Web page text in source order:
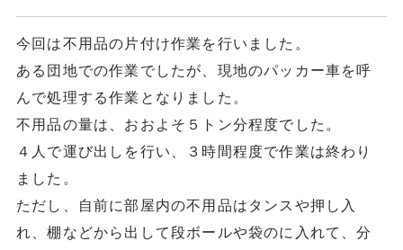
今回は不用品の片付け作業を行いました。
ある団地での作業でしたが、現地のパッカー車を呼
んで処理する作業となりました。
不用品の量は、おおよそ５トン分程度でした。
４人で運び出しを行い、３時間程度で作業は終わり
ました。
ただし、自前に部屋内の不用品はタンスや押し入
れ、棚などから出して段ボールや袋のに入れて、分